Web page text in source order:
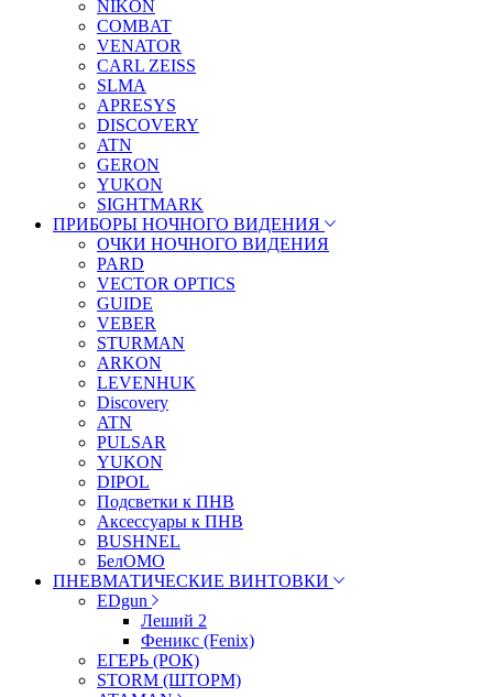
NIKON
COMBAT
VENATOR
CARL ZEISS
SLMA
APRESYS
DISCOVERY
ATN
GERON
YUKON
SIGHTMARK
ПРИБОРЫ НОЧНОГО ВИДЕНИЯ
ОЧКИ НОЧНОГО ВИДЕНИЯ
PARD
VECTOR OPTICS
GUIDE
VEBER
STURMAN
ARKON
LEVENHUK
Discovery
ATN
PULSAR
YUKON
DIPOL
Подсветки к ПНВ
Аксессуары к ПНВ
BUSHNEL
БелОМО
ПНЕВМАТИЧЕСКИЕ ВИНТОВКИ
EDgun
Леший 2
Феникс (Fenix)
ЕГЕРЬ (РОК)
STORM (ШТОРМ)